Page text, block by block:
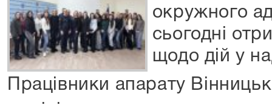
окружного
сьогодні
щодо дій у
Працівники апарату